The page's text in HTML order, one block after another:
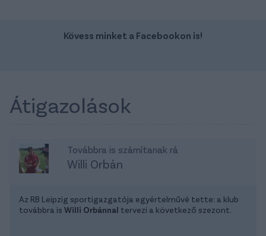
Kövess minket a Facebookon is!
Átigazolások
Továbbra is számítanak rá
Willi Orbán
Az RB Leipzig sportigazgatója egyértelművé tette: a klub
továbbra is Willi Orbánnal tervezi a következő szezont.